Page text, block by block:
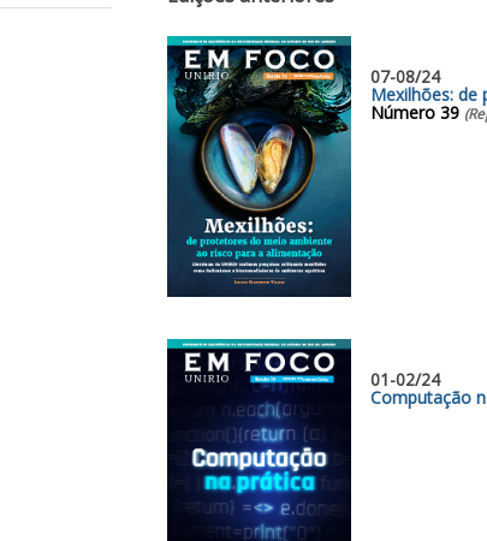
07-08/24
Mexilhões:
Número 39
01-02/24
Computação